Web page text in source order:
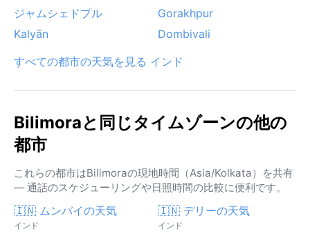
ジャムシェドプル
Gorakhpur
Kalyān
Dombivali
すべての都市の天気を見る インド
Bilimoraと同じタイムゾーンの他の
都市
これらの都市はBilimoraの現地時間（Asia/Kolkata）を共有
— 通話のスケジューリングや日照時間の比較に便利です。
🇮🇳 ムンバイの天気
インド
🇮🇳 デリーの天気
インド